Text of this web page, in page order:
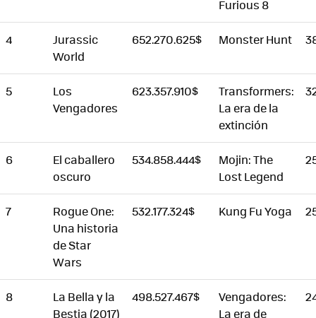
Furious 8
4
Jurassic
World
652.270.625$ Monster Hunt
5
Los
Vengadores
623.357.910$
Transformers:
La era de la
extinción
6
El caballero
oscuro
534.858.444$
Mojin: The
Lost Legend
7
Rogue One:
Una historia
de Star
Wars
532.177.324$ Kung Fu Yoga
8
La Bella y la
Bestia (2017)
498.527.467$
Vengadores:
La era de